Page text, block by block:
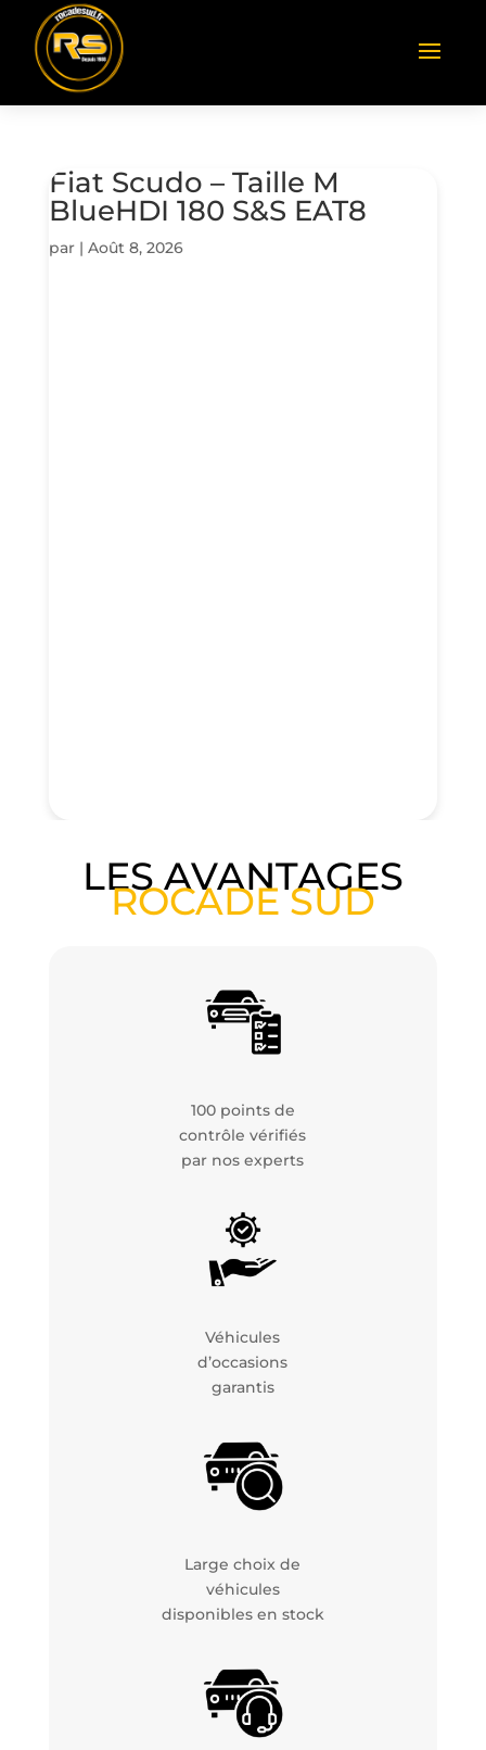
Fiat Scudo – Taille M
BlueHDI 180 S&S EAT8
par | Août 8, 2026
LES AVANTAGES
ROCADE SUD
100 points de
contrôle vérifiés
par nos experts
Véhicules
d’occasions
garantis
Large choix de
véhicules
disponibles en stock